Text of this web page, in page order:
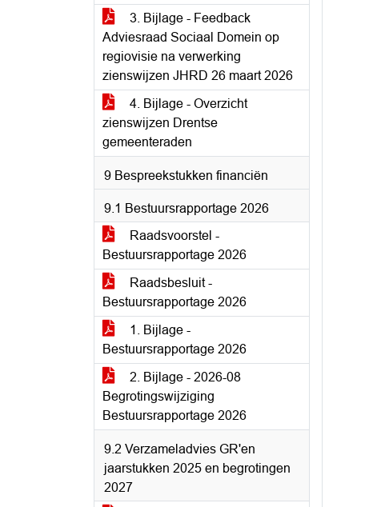
3. Bijlage - Feedback
Adviesraad Sociaal Domein op
regiovisie na verwerking
zienswijzen JHRD 26 maart 2026
4. Bijlage - Overzicht
zienswijzen Drentse
gemeenteraden
9 Bespreekstukken financiën
9.1 Bestuursrapportage 2026
Raadsvoorstel -
Bestuursrapportage 2026
Raadsbesluit -
Bestuursrapportage 2026
1. Bijlage -
Bestuursrapportage 2026
2. Bijlage - 2026-08
Begrotingswijziging
Bestuursrapportage 2026
9.2 Verzameladvies GR'en
jaarstukken 2025 en begrotingen
2027